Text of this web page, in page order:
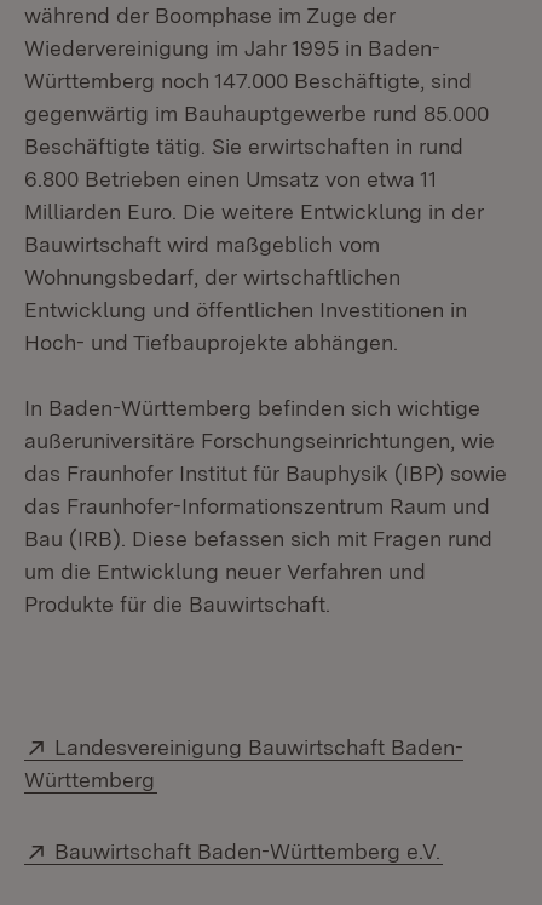
während der Boomphase im Zuge der
Wiedervereinigung im Jahr 1995 in Baden-
Württemberg noch 147.000 Beschäftigte, sind
gegenwärtig im Bauhauptgewerbe rund 85.000
Beschäftigte tätig. Sie erwirtschaften in rund
6.800 Betrieben einen Umsatz von etwa 11
Milliarden Euro. Die weitere Entwicklung in der
Bauwirtschaft wird maßgeblich vom
Wohnungsbedarf, der wirtschaftlichen
Entwicklung und öffentlichen Investitionen in
Hoch- und Tiefbauprojekte abhängen.
In Baden-Württemberg befinden sich wichtige
außeruniversitäre Forschungseinrichtungen, wie
das Fraunhofer Institut für Bauphysik (IBP) sowie
das Fraunhofer-Informationszentrum Raum und
Bau (IRB). Diese befassen sich mit Fragen rund
um die Entwicklung neuer Verfahren und
Produkte für die Bauwirtschaft.
Extern:
Landesvereinigung Bauwirtschaft Baden-
Württemberg
Extern:
Bauwirtschaft Baden-Württemberg e.V.